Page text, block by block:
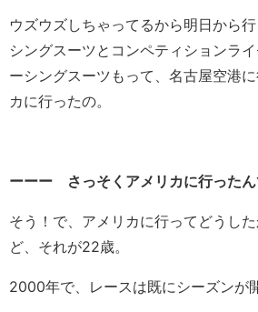
ウズウズしちゃってるから明日から
シングスーツとコンペティションラ
ーシングスーツもって、名古屋空港
カに行ったの。
ーーー さっそくアメリカに行ったん
そう！で、アメリカに行ってどうし
ど、それが22歳。
2000年で、レースは既にシーズンが